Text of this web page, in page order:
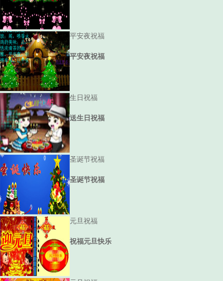
平安夜祝福
平安夜祝福
生日祝福
送生日祝福
圣诞节祝福
圣诞节祝福
元旦祝福
祝福元旦快乐